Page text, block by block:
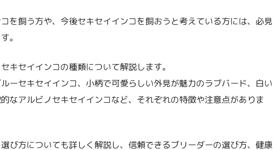
を飼う方や、今後セキセイインコを飼おうと考えている方には、必見
。
キセイインコの種類について解説します。
ーセキセイインコ、小柄で可愛らしい外見が魅力のラブバード、白い
なアルビノセキセイインコなど、それぞれの特徴や注意点がありま
び方についても詳しく解説し、信頼できるブリーダーの選び方、健康